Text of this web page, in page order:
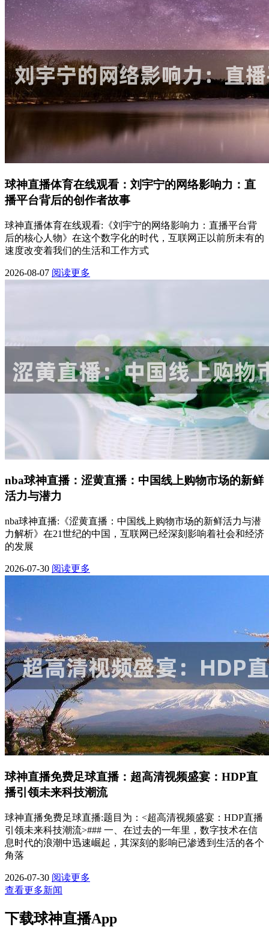
球神直播体育在线观看：刘宇宁的网络影响力：直
播平台背后的创作者故事
球神直播体育在线观看:《刘宇宁的网络影响力：直播平台背
后的核心人物》在这个数字化的时代，互联网正以前所未有的
速度改变着我们的生活和工作方式
2026-08-07 阅读更多
nba球神直播：涩黄直播：中国线上购物市场的新鲜
活力与潜力
nba球神直播:《涩黄直播：中国线上购物市场的新鲜活力与潜
力解析》在21世纪的中国，互联网已经深刻影响着社会和经济
的发展
2026-07-30 阅读更多
球神直播免费足球直播：超高清视频盛宴：HDP直
播引领未来科技潮流
球神直播免费足球直播:题目为：<超高清视频盛宴：HDP直播
引领未来科技潮流>### 一、在过去的一年里，数字技术在信
息时代的浪潮中迅速崛起，其深刻的影响已渗透到生活的各个
角落
2026-07-30 阅读更多
查看更多新闻
下载球神直播App